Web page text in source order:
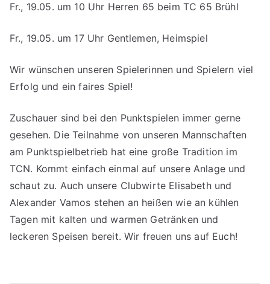
Fr., 19.05. um 10 Uhr Herren 65 beim TC 65 Brühl
Fr., 19.05. um 17 Uhr Gentlemen, Heimspiel
Wir wünschen unseren Spielerinnen und Spielern viel
Erfolg und ein faires Spiel!
Zuschauer sind bei den Punktspielen immer gerne
gesehen. Die Teilnahme von unseren Mannschaften
am Punktspielbetrieb hat eine große Tradition im
TCN. Kommt einfach einmal auf unsere Anlage und
schaut zu. Auch unsere Clubwirte Elisabeth und
Alexander Vamos stehen an heißen wie an kühlen
Tagen mit kalten und warmen Getränken und
leckeren Speisen bereit. Wir freuen uns auf Euch!